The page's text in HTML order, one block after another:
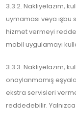
3.3.2. Nakliyelazım,
uymaması veya işbu
hizmet vermeyi
mobil uygulamayı
3.3.3. Nakliyelazım,
onaylanmamış
ekstra servisleri
reddedebilir.